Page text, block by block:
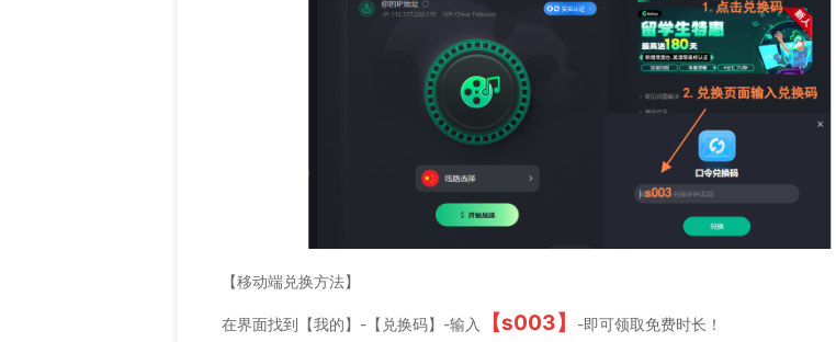
【移动端兑换方法】
在界面找到【我的】-【兑换码】-输入 【s003】 -即可领取免费时长！